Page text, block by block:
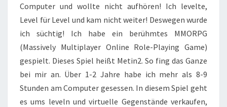
“
G
E
F
A
R
W
I
R
Computer und wollte nicht aufhören! Ich levelte,
Level für Level und kam nicht weiter! Deswegen wurde
ich süchtig! Ich habe ein berühmtes MMORPG
(Massively Multiplayer Online Role-Playing Game)
gespielt. Dieses Spiel heißt Metin2. So fing das Ganze
bei mir an. Über 1-2 Jahre habe ich mehr als 8-9
Stunden am Computer gesessen. In diesem Spiel geht
es ums leveln und virtuelle Gegenstände verkaufen,